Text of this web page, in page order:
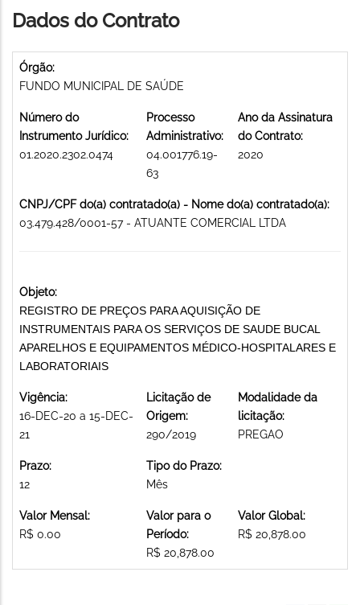
Dados do Contrato
Órgão:
FUNDO MUNICIPAL DE SAÚDE
Número do
Instrumento Jurídico:
01.2020.2302.0474
Processo
Administrativo:
04.001776.19-
63
Ano da Assinatura
do Contrato:
2020
CNPJ/CPF do(a) contratado(a) - Nome do(a) contratado(a):
03.479.428/0001-57 - ATUANTE COMERCIAL LTDA
Objeto:
REGISTRO DE PREÇOS PARA AQUISIÇÃO DE
INSTRUMENTAIS PARA OS SERVIÇOS DE SAUDE BUCAL
APARELHOS E EQUIPAMENTOS MÉDICO-HOSPITALARES E
LABORATORIAIS
Vigência:
16-DEC-20 a 15-DEC-
21
Licitação de
Origem:
290/2019
Modalidade da
licitação:
PREGAO
Prazo:
12
Tipo do Prazo:
Mês
Valor Mensal:
R$ 0.00
Valor para o
Período:
R$ 20,878.00
Valor Global:
R$ 20,878.00